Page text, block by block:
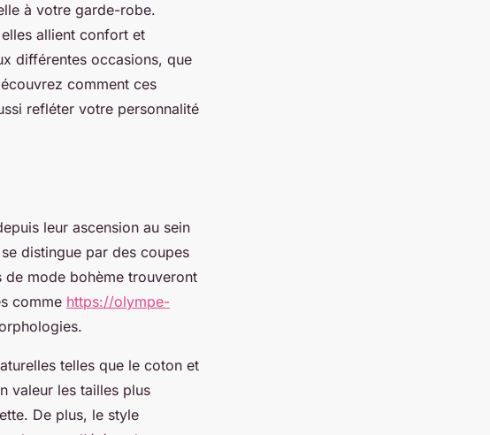
à votre garde-robe.
allient confort et
différentes occasions, que
comment ces
refléter votre personnalité
leur ascension au sein
distingue par des coupes
mode bohème trouveront
comme https://olympe-
telles que le coton et
valeur les tailles plus
De plus, le style